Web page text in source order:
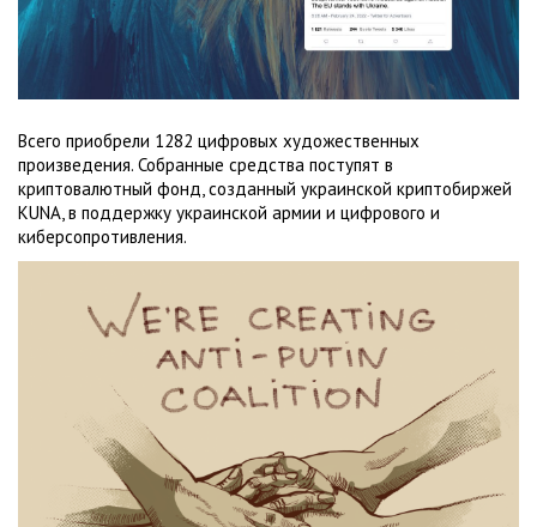
Всего приобрели 1282 цифровых художественных
произведения. Собранные средства поступят в
криптовалютный фонд, созданный украинской криптобиржей
KUNA, в поддержку украинской армии и цифрового и
киберсопротивления.